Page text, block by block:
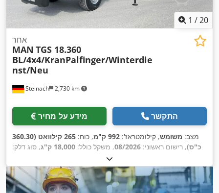
1 /20
Steinach 2,730 km
אחר
MAN TGS 18.360
BL/4x4/KranPalfinger/Winterdie
nst/Neu
מידע על מחיר התקשר
מצב: משומש, קילומטראז': 992 ק"מ , כוח:
265 קילוואט (360.30
כ"ס), רישום ראשוני: 08/2026, משקל כולל: 18,000 ק"ג
, סוג דלק:
, תצורת סרן:
08/2027
, סוג תמסורת:אוטומטי, רוחב שטח הטעינה:2,450 מ"מ
,
אורך אזור הטעינה:4,200 מ"מ , גובה תא המטען:600 מ"מ
, שנת
ייצור:2026, ציוד:הנעה בכל הגלגלים, חימום חניה, מיזוג אוויר,